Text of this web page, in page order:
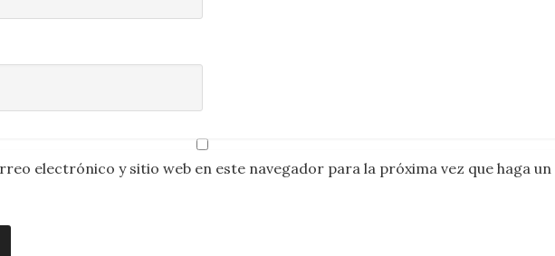
electrónico y sitio web en este navegador para la próxima vez que haga un